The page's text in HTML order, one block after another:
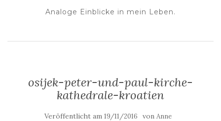
Analoge Einblicke in mein Leben.
osijek-peter-und-paul-kirche-
kathedrale-kroatien
Veröffentlicht am 19/11/2016 von Anne